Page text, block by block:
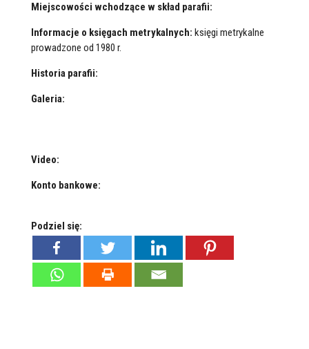
Miejscowości wchodzące w skład parafii:
Informacje o księgach metrykalnych: księgi metrykalne
prowadzone od 1980 r.
Historia parafii:
Galeria:
Video:
Konto bankowe:
Podziel się: